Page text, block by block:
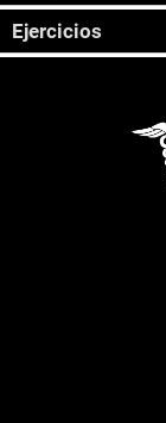
Ejercicios